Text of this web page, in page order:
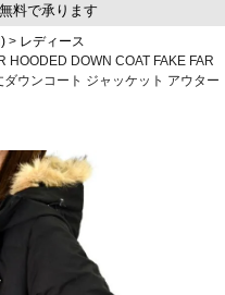
料で承ります
レディース
HOODED DOWN COAT FAKE FAR
ウンコート ジャッケット アウター